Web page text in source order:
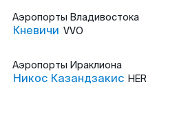
Аэропорты Владивостока
Кневичи VVO
Аэропорты Ираклиона
Никос Казандзакис HER